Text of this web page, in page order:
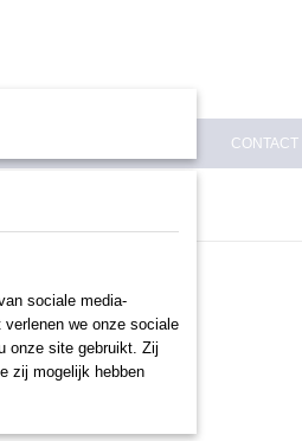
CONTACT
sociale media-
we onze sociale
onze site gebruikt. Zij
zij mogelijk hebben